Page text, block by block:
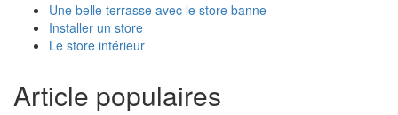
Une belle terrasse avec le store banne
Installer un store
Le store intérieur
Article populaires